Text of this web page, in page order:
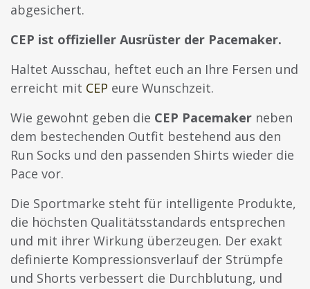
abgesichert.
CEP ist offizieller Ausrüster der Pacemaker.
Haltet Ausschau, heftet euch an Ihre Fersen und
erreicht mit CEP eure Wunschzeit.
Wie gewohnt geben die CEP Pacemaker neben
dem bestechenden Outfit bestehend aus den
Run Socks und den passenden Shirts wieder die
Pace vor.
Die Sportmarke steht für intelligente Produkte,
die höchsten Qualitätsstandards entsprechen
und mit ihrer Wirkung überzeugen. Der exakt
definierte Kompressionsverlauf der Strümpfe
und Shorts verbessert die Durchblutung, und